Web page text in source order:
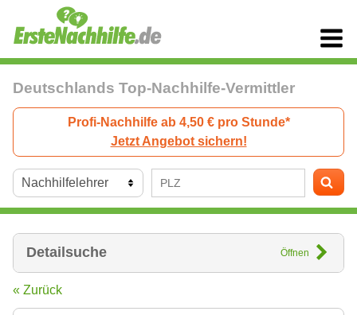
Deutschlands Top-Nachhilfe-Vermittler
Profi-Nachhilfe ab 4,50 € pro Stunde*
Jetzt Angebot sichern!
Detailsuche Öffnen
« Zurück